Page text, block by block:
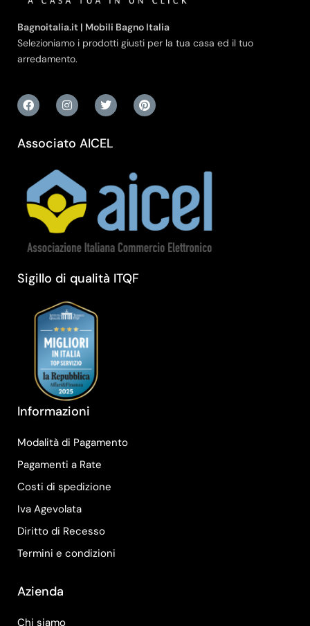
Bagnoitalia.it | Mobili Bagno Italia
Selezioniamo i prodotti giusti per la tua casa ed il tuo
arredamento.
Associato AICEL
Sigillo di qualità ITQF
Informazioni
Modalità di Pagamento
Pagamenti a Rate
Costi di spedizione
Iva Agevolata
Diritto di Recesso
Termini e condizioni
Azienda
Chi siamo